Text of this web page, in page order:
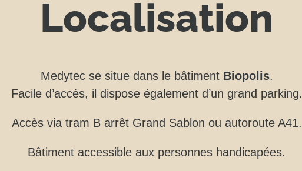
Localisation
Medytec se situe dans le bâtiment Biopolis.
Facile d’accès, il dispose également d’un grand parking.
Accès via tram B arrêt Grand Sablon ou autoroute A41.
Bâtiment accessible aux personnes handicapées.